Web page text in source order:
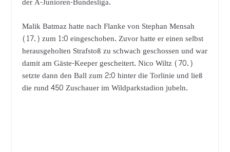
Malik Batmaz hatte nach Flanke von Stephan Mensah
(17.) zum 1:0 eingeschoben. Zuvor hatte er einen selbst
herausgeholten Strafstoß zu schwach geschossen und war
damit am Gäste-Keeper gescheitert. Nico Wiltz (70.)
setzte dann den Ball zum 2:0 hinter die Torlinie und ließ
die rund 450 Zuschauer im Wildparkstadion jubeln.